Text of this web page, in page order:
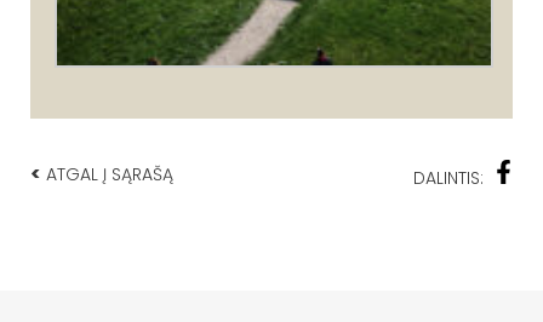
< ATGAL Į SĄRAŠĄ DALINTIS: